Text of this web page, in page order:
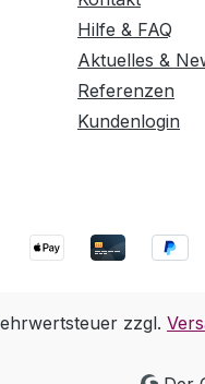
Hilfe & FAQ
Aktuelles &
Referenzen
Kundenlogin
zzgl.